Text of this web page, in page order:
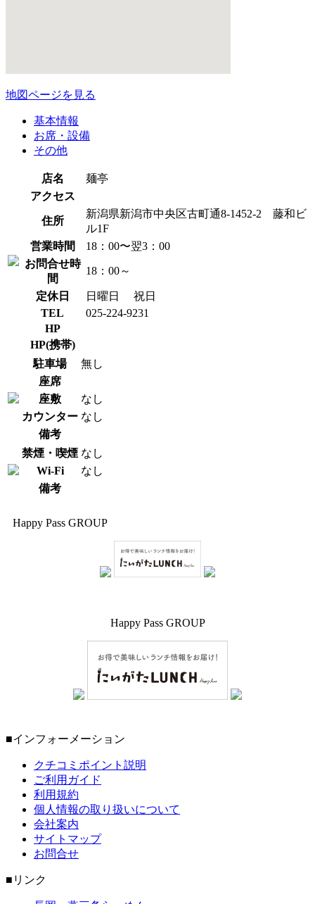
地図ページを見る
基本情報
お席・設備
その他
店名
麺亭
アクセス
住所
新潟県新潟市中央区古町通8-1452-2 藤和ビ
ル1F
営業時間
18：00〜翌3：00
お問合せ時
間
18：00～
定休日 日曜日
祝日
TEL
025-224-9231
HP
HP(携帯)
駐車場
無し
座席
座敷
なし
カウンター なし
備考
禁煙・喫煙 なし
Wi-Fi
なし
備考
Happy Pass GROUP
Happy Pass GROUP
■インフォーメーション
クチコミポイント説明
ご利用ガイド
利用規約
個人情報の取り扱いについて
会社案内
サイトマップ
お問合せ
■リンク